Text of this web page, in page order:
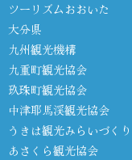
ツーリズムおおいた
大分県
九州観光機構
九重町観光協会
玖珠町観光協会
中津耶馬渓観光協会
うきは観光みらいづく
あさくら観光協会